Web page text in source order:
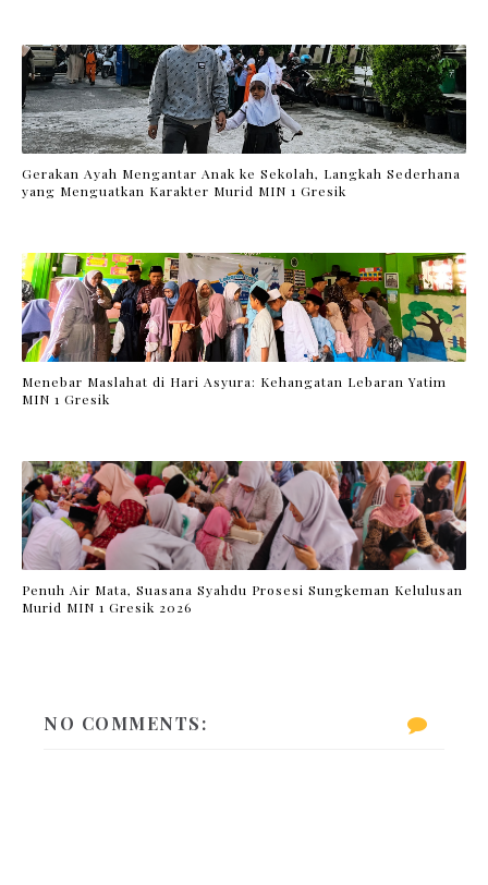
Gerakan Ayah Mengantar Anak ke Sekolah, Langkah Sederhana
yang Menguatkan Karakter Murid MIN 1 Gresik
Menebar Maslahat di Hari Asyura: Kehangatan Lebaran Yatim
MIN 1 Gresik
Penuh Air Mata, Suasana Syahdu Prosesi Sungkeman Kelulusan
Murid MIN 1 Gresik 2026
NO COMMENTS: